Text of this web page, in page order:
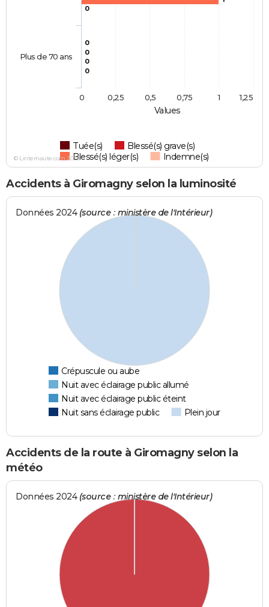
Values
0
0
0
0
0
Tuée(s)
Blessé(s) grave(s)
Blessé(s) léger(s)
Indemne(s)
Plus de 70 ans
0 1
0,25 0,5 0,75 1,25
© Linternaute.com 2026
Accidents à Giromagny selon la luminosité
Données 2024 (source : ministère de l'Intérieur)
Crépuscule ou aube
Nuit avec éclairage public allumé
Nuit avec éclairage public éteint
Nuit sans éclairage public
Plein jour
Accidents de la route à Giromagny selon la
météo
Données 2024 (source : ministère de l'Intérieur)